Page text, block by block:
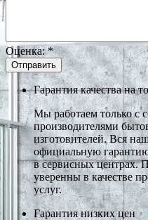
Оценка:*
Гарантия качества на
Мы работаем только с
производителями
изготовителей. Вся
официальную
в сервисных центрах.
уверенны в качестве
услуг.
Гарантия низких цен